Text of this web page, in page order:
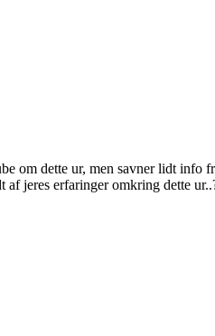
om dette ur, men savner lidt info
jeres erfaringer omkring dette